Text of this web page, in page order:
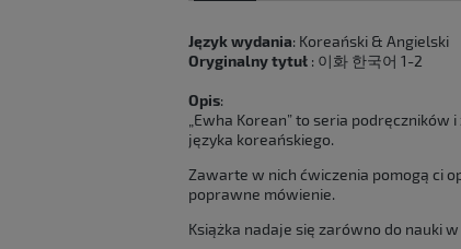
Język wydania: Koreański & Angielski
Oryginalny tytuł : 이화 한국어 1-2
Opis:
„Ewha Korean” to seria
języka koreańskiego.
Zawarte w nich ćwiczenia pomogą ci
poprawne mówienie.
Książka nadaje się zarówno do nauki